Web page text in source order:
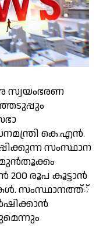
സ്വയംഭരണ
കെ.എന്‍.
സംസ്ഥാന
മുന്‍തൂക്കം
രൂപ കൂട്ടാന്‍
സംസ്ഥാനത്ത്്